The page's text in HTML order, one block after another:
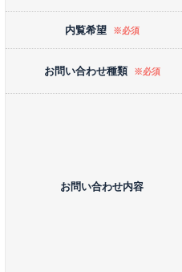
内覧希望 ※必須
お問い合わせ種類 ※必須
お問い合わせ内容